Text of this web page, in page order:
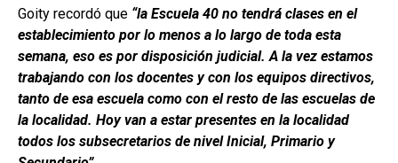
Goity recordó que “la Escuela 40 no tendrá clases en el
establecimiento por lo menos a lo largo de toda esta
semana, eso es por disposición judicial. A la vez estamos
trabajando con los docentes y con los equipos directivos,
tanto de esa escuela como con el resto de las escuelas de
la localidad. Hoy van a estar presentes en la localidad
todos los subsecretarios de nivel Inicial, Primario y